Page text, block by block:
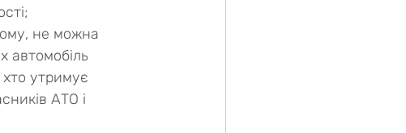
не можна
автомобіль
хто утримує
АТО і